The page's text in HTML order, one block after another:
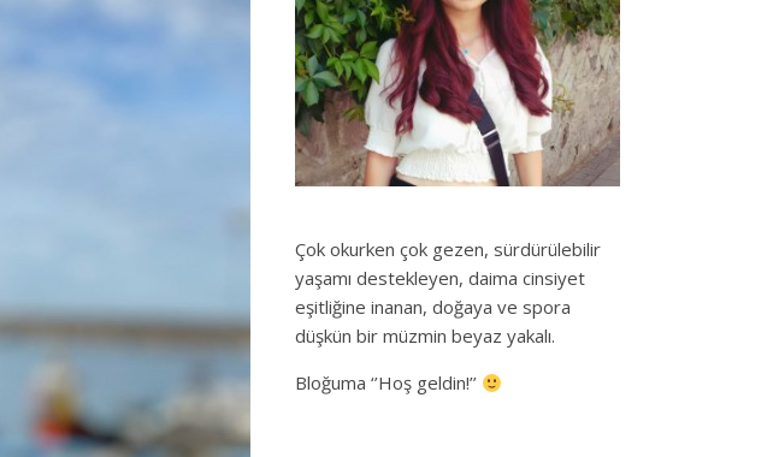
Çok okurken çok gezen, sürdürülebilir
yaşamı destekleyen, daima cinsiyet
eşitliğine inanan, doğaya ve spora
düşkün bir müzmin beyaz yakalı.
Bloğuma ‘’Hoş geldin!’’